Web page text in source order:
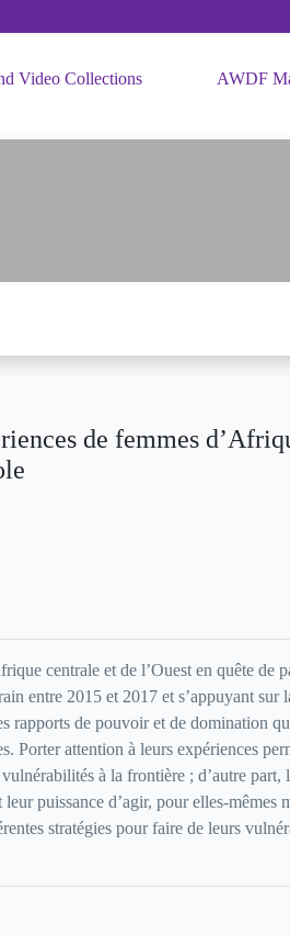
Video Collections AWDF
de femmes
centrale et de l’Ouest en quête de
entre 2015 et 2017 et s’appuyant sur
rapports de pouvoir et de domination
Porter attention à leurs expériences
à la frontière ; d’autre part,
puissance d’agir, pour elles-mêmes
stratégies pour faire de leurs